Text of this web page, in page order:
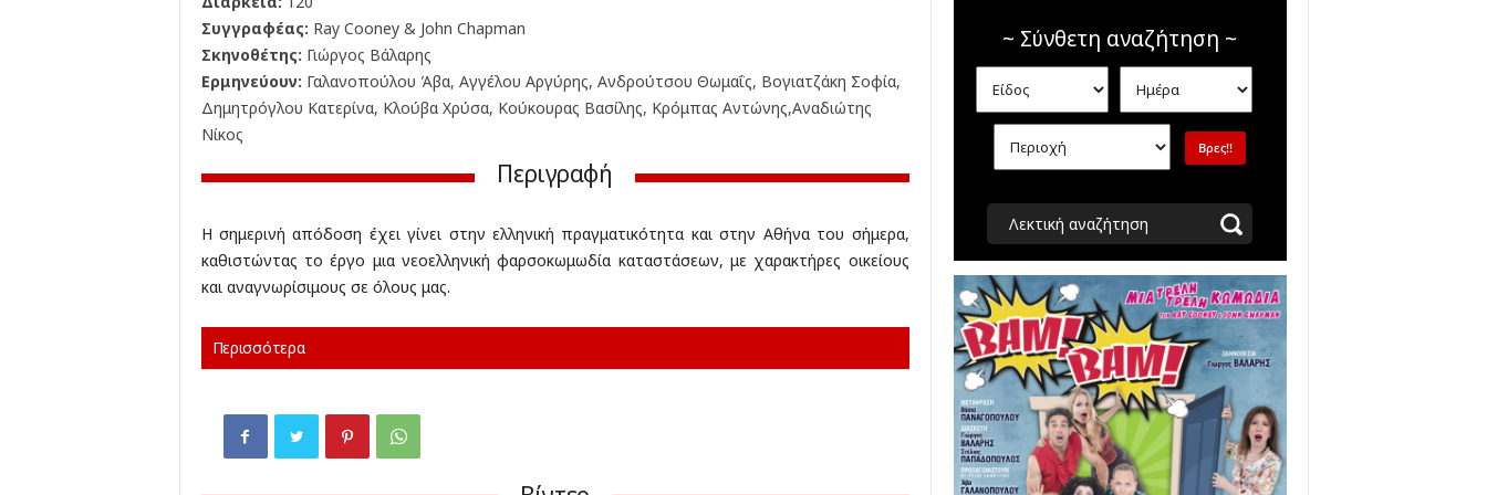
ο
,
Συγγραφέας: Ray Cooney & John Chapman
Σκηνοθέτης: Γιώργος Βάλαρης
Ερμηνεύουν: Γαλανοπούλου Άβα, Αγγέλου Αργύρης, Ανδρούτσου Θωμαΐς, Βογιατζάκη Σοφία,
Δημητρόγλου Κατερίνα, Κλούβα Χρύσα, Κούκουρας Βασίλης, Κρόμπας Αντώνης,Αναδιώτης
Νίκος
Περιγραφή
Η σημερινή απόδοση έχει γίνει στην ελληνική πραγματικότητα και στην Αθήνα του σήμερα,
καθιστώντας το έργο μια νεοελληνική φαρσοκωμωδία καταστάσεων, με χαρακτήρες οικείους
και αναγνωρίσιμους σε όλους μας.
Περισσότερα
~ Σύνθετη αναζήτηση ~
Λεκτική αναζήτηση